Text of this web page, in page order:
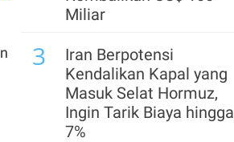
Miliar
3
Iran Berpotensi
Kendalikan Kapal yang
Masuk Selat Hormuz,
Ingin Tarik Biaya hingga
7%